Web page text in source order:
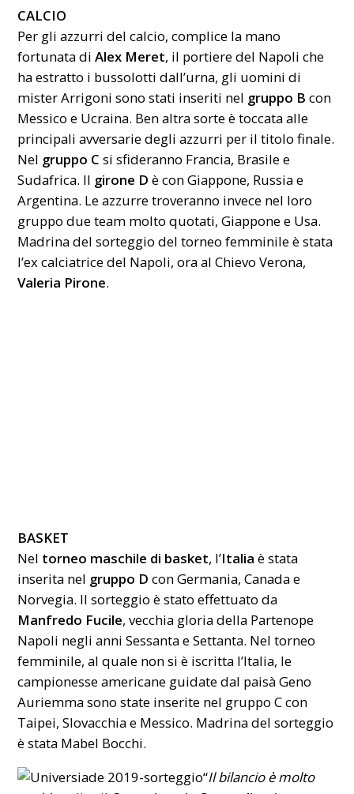
CALCIO
Per gli azzurri del calcio, complice la mano
fortunata diAlex Meret, il portiere del Napoli che
ha estratto i bussolotti dall’urna, gli uomini di
mister Arrigoni sono stati inseriti nel gruppo B con
Messico e Ucraina. Ben altra sorte è toccata alle
principali avversarie degli azzurri per il titolo finale.
Nel gruppo C si sfideranno Francia, Brasile e
Sudafrica. Il girone D è con Giappone, Russia e
Argentina. Le azzurre troveranno invece nel loro
gruppo due team molto quotati, Giappone e Usa.
Madrina del sorteggio del torneo femminile è stata
l’ex calciatrice del Napoli, ora al Chievo Verona,
Valeria Pirone.
BASKET
Nel torneo maschile di basket, l’Italia è stata
inserita nel gruppo D con Germania, Canada e
Norvegia. Il sorteggio è stato effettuato da
Manfredo Fucile, vecchia gloria della Partenope
Napoli negli anni Sessanta e Settanta. Nel torneo
femminile, al quale non si è iscritta l’Italia, le
campionesse americane guidate dal paisà Geno
Auriemma sono state inserite nel gruppo C con
Taipei, Slovacchia e Messico. Madrina del sorteggio
è stata Mabel Bocchi.
“Il bilancio è molto